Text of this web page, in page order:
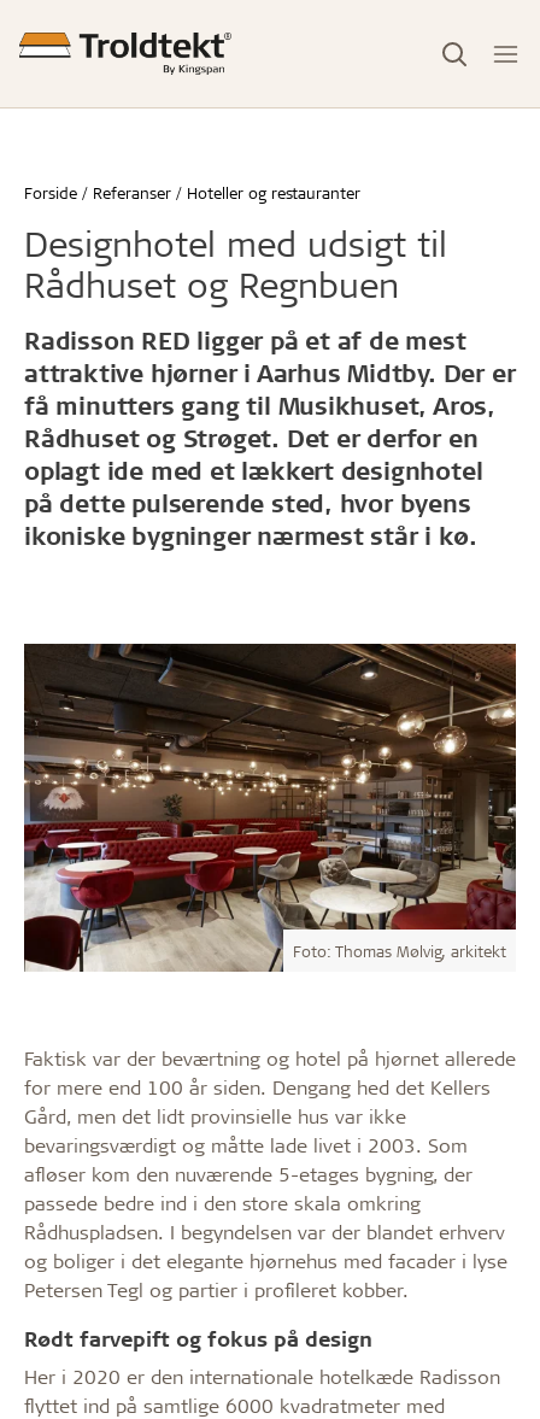
Forside Referanser Hoteller og restauranter
Designhotel med udsigt til
Rådhuset og Regnbuen
Radisson RED ligger på et af de mest
attraktive hjørner i Aarhus Midtby. Der er
få minutters gang til Musikhuset, Aros,
Rådhuset og Strøget. Det er derfor en
oplagt ide med et lækkert designhotel
på dette pulserende sted, hvor byens
ikoniske bygninger nærmest står i kø.
Foto: Thomas Mølvig, arkitekt
Faktisk var der beværtning og hotel på hjørnet allerede
for mere end 100 år siden. Dengang hed det Kellers
Gård, men det lidt provinsielle hus var ikke
bevaringsværdigt og måtte lade livet i 2003. Som
afløser kom den nuværende 5-etages bygning, der
passede bedre ind i den store skala omkring
Rådhuspladsen. I begyndelsen var der blandet erhverv
og boliger i det elegante hjørnehus med facader i lyse
Petersen Tegl og partier i profileret kobber.
Rødt farvepift og fokus på design
Her i 2020 er den internationale hotelkæde Radisson
flyttet ind på samtlige 6000 kvadratmeter med